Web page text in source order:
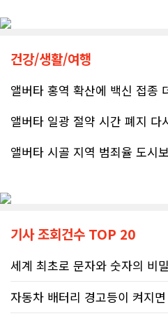
그동안 만났던 딜러분들은 차량을 판매하는 데 집중하시는 경우가 많았는데, 박문호 딜러님은 고객의 입장에서 무엇이 가장 좋은 선택인지 먼
좋은 차를 구매할 수 있도록 끝까지 최선을 다해 주시고, 늘 친절하고 세심하게 도와주신 박문호 딜러님께 진심으로 감사드립
공사가 끝난 후에는 마무리 점검까지 꼼꼼하게 진행해 주시는 모
무엇보다 작은 베이스먼트 공간을 밝고 깔끔하면서도 가족 모두가 편하게 사용할 수 있는 공간으로 완성해 주셔서
베이스먼트 개발을 고민하시는 분들께
건강/생활/여행
기사 조회건수 TOP 20